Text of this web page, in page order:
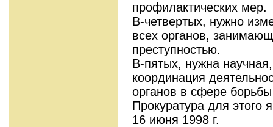
профилактических мер.
В-четвертых, нужно
всех органов,
преступностью.
В-пятых, нужна
координация
органов в сфере
Прокуратура для этого
16 июня 1998 г.